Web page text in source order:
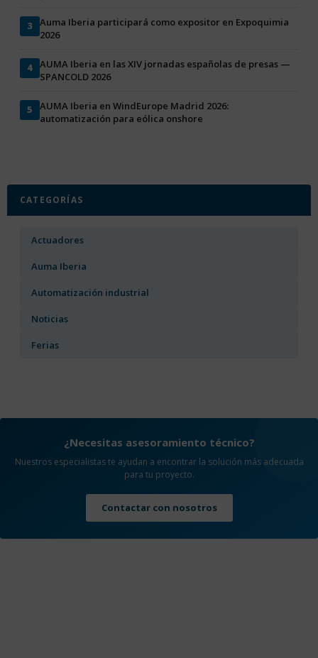
3 Auma Iberia participará como expositor en Expoquimia
2026
4 AUMA Iberia en las XIV jornadas españolas de presas —
SPANCOLD 2026
5
AUMA Iberia en WindEurope Madrid 2026:
automatización para eólica onshore
CATEGORÍAS
Actuadores
Auma Iberia
Automatización industrial
Noticias
Ferias
¿Necesitas asesoramiento técnico?
Nuestros especialistas te ayudan a encontrar la solución más adecuada
para tu proyecto.
Contactar con nosotros